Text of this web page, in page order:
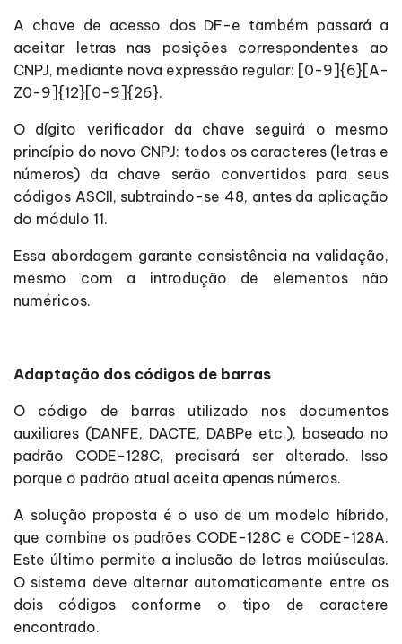
A chave de acesso dos DF-e também passará a
aceitar letras nas posições correspondentes ao
CNPJ, mediante nova expressão regular: [0-9]{6}[A-
Z0-9]{12}[0-9]{26}.
O dígito verificador da chave seguirá o mesmo
princípio do novo CNPJ: todos os caracteres (letras e
números) da chave serão convertidos para seus
códigos ASCII, subtraindo-se 48, antes da aplicação
do módulo 11.
Essa abordagem garante consistência na validação,
mesmo com a introdução de elementos não
numéricos.
Adaptação dos códigos de barras
O código de barras utilizado nos documentos
auxiliares (DANFE, DACTE, DABPe etc.), baseado no
padrão CODE-128C, precisará ser alterado. Isso
porque o padrão atual aceita apenas números.
A solução proposta é o uso de um modelo híbrido,
que combine os padrões CODE-128C e CODE-128A.
Este último permite a inclusão de letras maiúsculas.
O sistema deve alternar automaticamente entre os
dois códigos conforme o tipo de caractere
encontrado.